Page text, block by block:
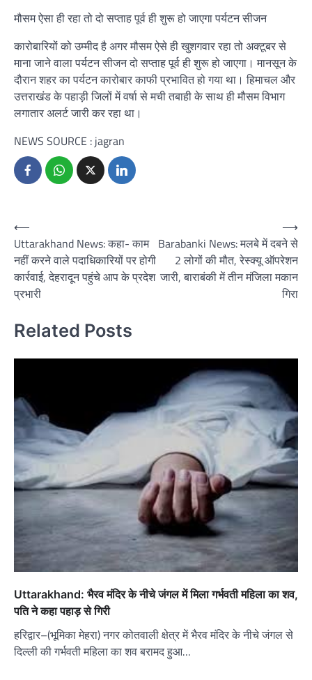
मौसम ऐसा ही रहा तो दो सप्ताह पूर्व ही शुरू हो जाएगा पर्यटन सीजन
कारोबारियों को उम्मीद है अगर मौसम ऐसे ही खुशगवार रहा तो अक्टूबर से
माना जाने वाला पर्यटन सीजन दो सप्ताह पूर्व ही शुरू हो जाएगा। मानसून के
दौरान शहर का पर्यटन कारोबार काफी प्रभावित हो गया था। हिमाचल और
उत्तराखंड के पहाड़ी जिलों में वर्षा से मची तबाही के साथ ही मौसम विभाग
लगातार अलर्ट जारी कर रहा था।
NEWS SOURCE : jagran
Post
navigation
⟵
Uttarakhand News: कहा- काम
नहीं करने वाले पदाधिकारियों पर होगी
कार्रवाई, देहरादून पहुंचे आप के प्रदेश
प्रभारी
Barabanki News: मलबे में दबने से
2 लोगों की मौत, रेस्क्यू ऑपरेशन
जारी, बाराबंकी में तीन मंजिला मकान
गिरा
⟶
Related Posts
Uttarakhand: भैरव मंदिर के नीचे जंगल में मिला गर्भवती महिला का शव,
पति ने कहा पहाड़ से गिरी
हरिद्वार–(भूमिका मेहरा) नगर कोतवाली क्षेत्र में भैरव मंदिर के नीचे जंगल से
दिल्ली की गर्भवती महिला का शव बरामद हुआ…